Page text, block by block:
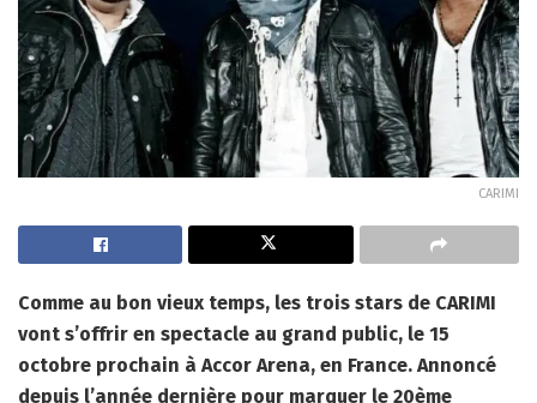
CARIMI
Comme au bon vieux temps, les trois stars de CARIMI
vont s’offrir en spectacle au grand public, le 15
octobre prochain à Accor Arena, en France. Annoncé
depuis l’année dernière pour marquer le 20ème